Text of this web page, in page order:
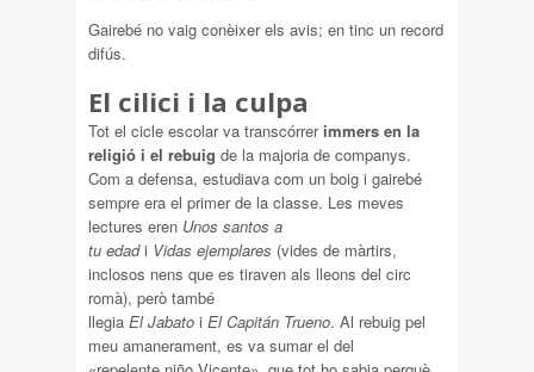
Gairebé no vaig conèixer els avis; en tinc un record
difús.
El cilici i la culpa
Tot el cicle escolar va transcórrerimmers en la
religió i el rebuig de la majoria de companys.
Com a defensa, estudiava com un boig i gairebé
sempre era el primer de la classe. Les meves
lectures eren Unos santos a
tu edadi Vidas ejemplares (vides de màrtirs,
inclosos nens que es tiraven als lleons del circ
romà), però també
llegia El Jabato i El Capitán Trueno. Al rebuig pel
meu amanerament, es va sumar el del